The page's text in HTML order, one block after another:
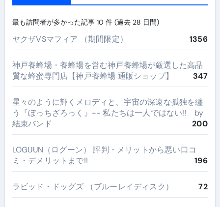
最も訪問者が多かった記事 10 件 (過去 28 日間)
ヤクザVSマフィア （期間限定） 1356
神戸養蜂場・養蜂場を営む神戸養蜂場が厳選した高品
質な蜂蜜専門店【神戸養蜂場 通販ショップ】
347
星々のように輝くメロディと、宇宙の深遠な孤独を纏
う『ぼっちざろっく』-- 私たちは一人ではない!! by
結束バンド
200
LOGUUN（ログーン） 評判・メリットから悪い口コ
ミ・デメリットまで!!
196
ラビッド・ドッグズ （ブルーレイディスク） 72